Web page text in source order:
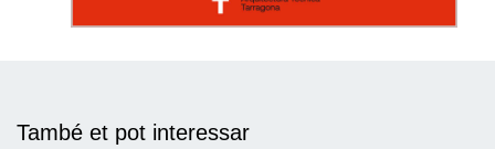
També et pot interessar